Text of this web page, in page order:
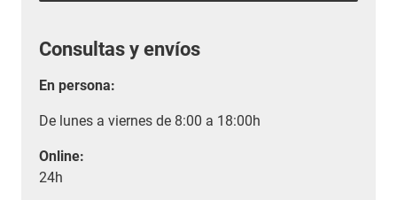
Consultas y envíos
En persona:
De lunes a viernes de 8:00 a 18:00h
Online:
24h